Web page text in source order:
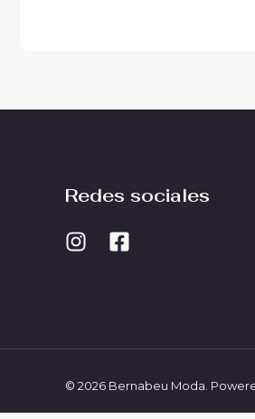
Redes sociales
© 2026 Bernabeu Moda.